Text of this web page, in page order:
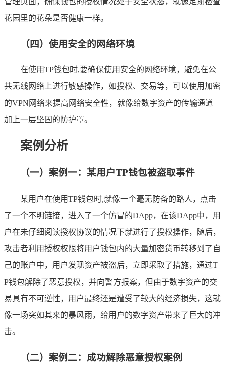
花园里的花朵是否健康一样。
（四）使用安全的网络环境
在使用TP钱包时,要确保使用安全的网络环境，避免在公
共无线网络上进行敏感操作，如授权、交易等，可以使用加密
的VPN网络来提高网络安全性，就像给数字资产的传输通道
加上一层坚固的防护罩。
案例分析
（一）案例一：某用户TP钱包被盗取事件
某用户在使用TP钱包时,就像一个毫无防备的路人，点击
了一个不明链接，进入了一个仿冒的DApp，在该DApp中，用
户在未仔细阅读授权协议的情况下就进行了授权操作，随后，
攻击者利用授权权限将用户钱包内的大量加密货币转移到了自
己的账户中，用户发现资产被盗后，立即采取了措施，通过T
P钱包解除了恶意授权，并向警方报案，但由于数字资产的交
易具有不可逆性，用户最终还是遭受了较大的经济损失，这就
像一场突如其来的暴风雨，给用户的数字资产带来了巨大的冲
击。
（二）案例二：成功解除恶意授权案例